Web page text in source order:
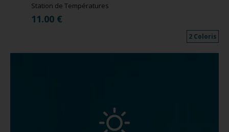
Station de Températures
11.00 €
2 Coloris